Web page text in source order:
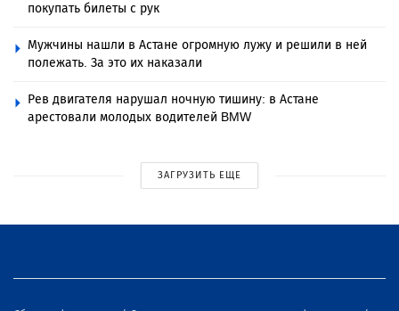
покупать билеты с рук
Мужчины нашли в Астане огромную лужу и решили в ней
полежать. За это их наказали
Рев двигателя нарушал ночную тишину: в Астане
арестовали молодых водителей BMW
ЗАГРУЗИТЬ ЕЩЕ